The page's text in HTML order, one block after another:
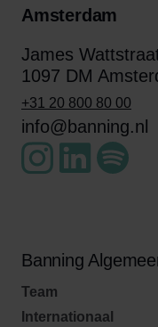
Amsterdam
James
1097 DM
+31 20 800 80 00
info@banning.nl
Banning
Team
Internationaal